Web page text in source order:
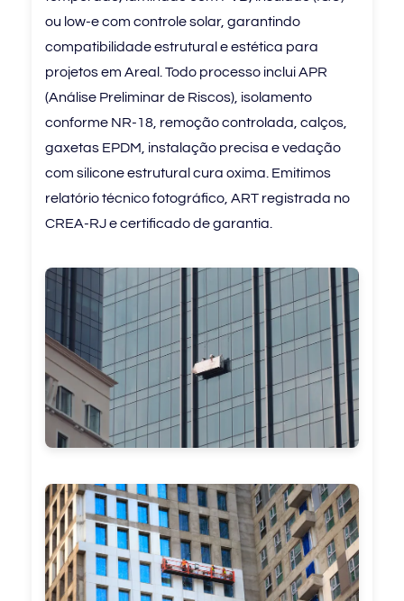
ou low-e com controle solar, garantindo
compatibilidade estrutural e estética para
projetos em Areal. Todo processo inclui APR
(Análise Preliminar de Riscos), isolamento
conforme NR-18, remoção controlada, calços,
gaxetas EPDM, instalação precisa e vedação
com silicone estrutural cura oxima. Emitimos
relatório técnico fotográfico, ART registrada no
CREA-RJ e certificado de garantia.